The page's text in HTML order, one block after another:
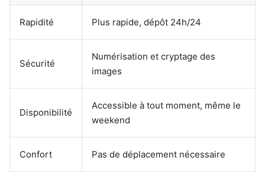
Rapidité Plus rapide, dépôt 24h/24
Sécurité
Numérisation et cryptage des
images
Disponibilité
Accessible à tout moment, même le
weekend
Confort Pas de déplacement nécessaire